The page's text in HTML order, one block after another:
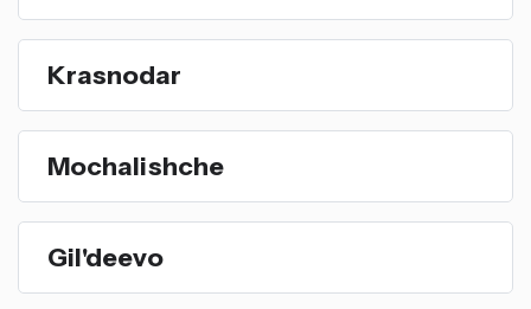
Krasnodar
Mochalishche
Gil'deevo